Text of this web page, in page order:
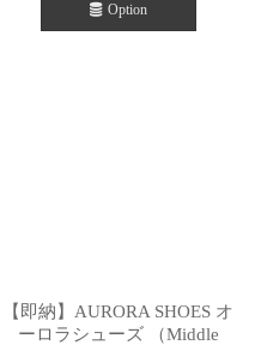
Option
【即納】AURORA SHOES オ
ーロラシューズ （Middle